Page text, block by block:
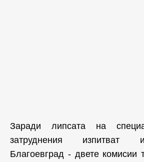
Заради липсата на
затруднения
Благоевград - двете комисии